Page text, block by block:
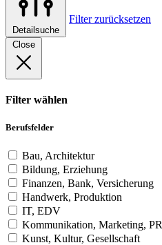
Detailsuche
Filter zurücksetzen
Close
Filter wählen
Berufsfelder
Bau, Architektur
Bildung, Erziehung
Finanzen, Bank, Versicherung
Handwerk, Produktion
IT, EDV
Kommunikation, Marketing, PR
Kunst, Kultur, Gesellschaft